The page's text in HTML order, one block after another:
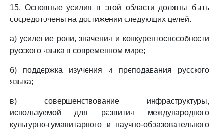
15. Основные усилия в этой области должны быть
сосредоточены на достижении следующих целей:
а) усиление роли, значения и конкурентоспособности
русского языка в современном мире;
б) поддержка изучения и преподавания русского
языка;
в) совершенствование инфраструктуры,
используемой для развития международного
культурно-гуманитарного и научно-образовательного